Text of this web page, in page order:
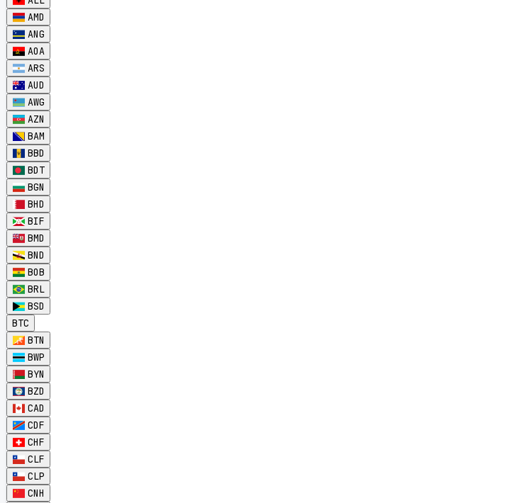
AMD
ANG
AOA
ARS
AUD
AWG
AZN
BAM
BBD
BDT
BGN
BHD
BIF
BMD
BND
BOB
BRL
BSD
BTC
BTN
BWP
BYN
BZD
CAD
CDF
CHF
CLF
CLP
CNH